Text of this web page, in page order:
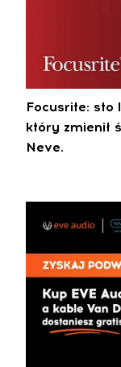
Focusrite: sto
który zmienił
Neve.